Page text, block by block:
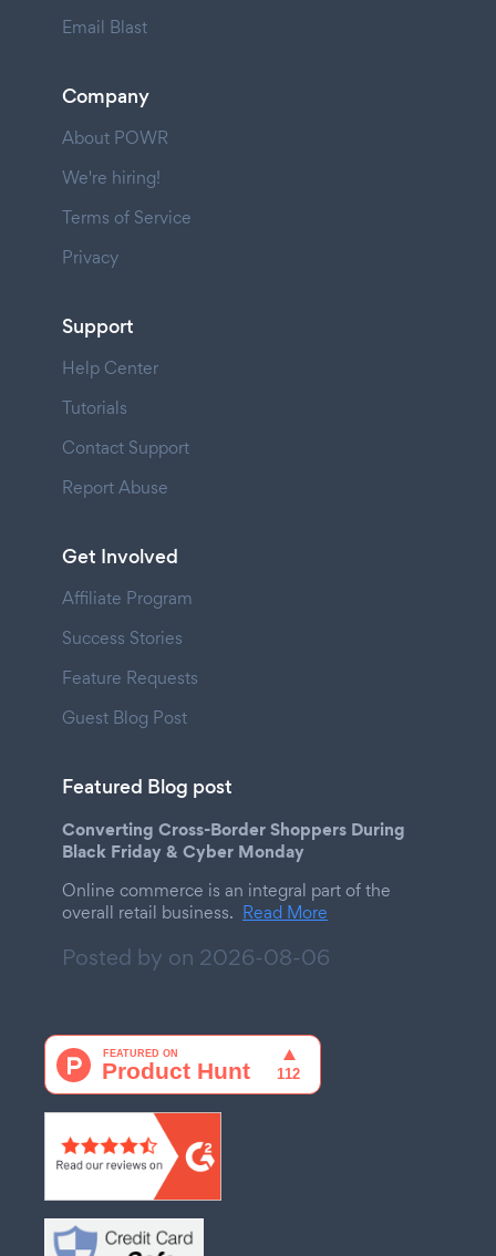
Email Blast
Company
About POWR
We're hiring!
Terms of Service
Privacy
Support
Help Center
Tutorials
Contact Support
Report Abuse
Get Involved
Affiliate Program
Success Stories
Feature Requests
Guest Blog Post
Featured Blog post
Converting Cross-Border Shoppers During
Black Friday & Cyber Monday
Online commerce is an integral part of the
overall retail business. Read More
Posted by on 2026-08-06